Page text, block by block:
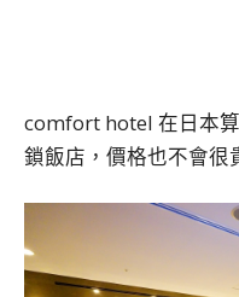
comfort hotel 在日本
鎖飯店，價格也不會很